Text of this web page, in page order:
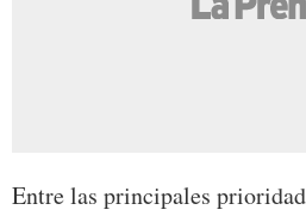
Entre las principales